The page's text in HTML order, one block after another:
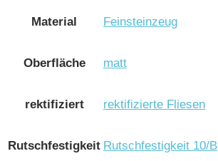
Material Feinsteinzeug
Oberfläche matt
rektifiziert rektifizierte Fliesen
Rutschfestigkeit Rutschfestigkeit 10/B